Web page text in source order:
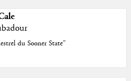
du Sooner State"